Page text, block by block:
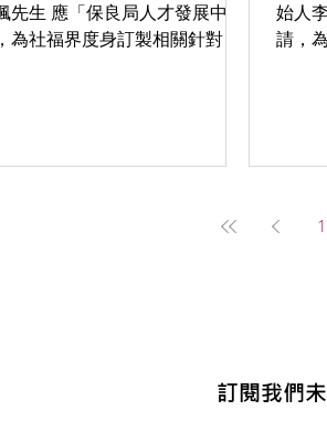
先生 應「保良局人才發展中
為社福界度身訂製相關針對性
始人
請，
學天
1
訂閱我們